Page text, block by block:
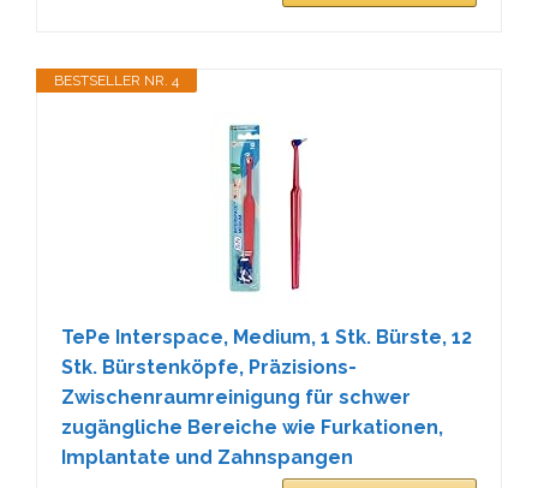
BESTSELLER NR. 4
TePe Interspace, Medium, 1 Stk. Bürste, 12
Stk. Bürstenköpfe, Präzisions-
Zwischenraumreinigung für schwer
zugängliche Bereiche wie Furkationen,
Implantate und Zahnspangen